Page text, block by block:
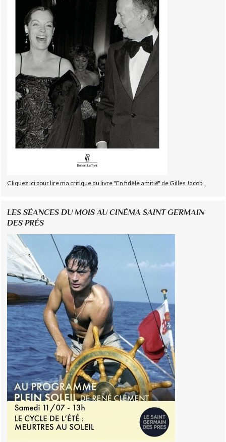
Cliquez ici pour lire ma critique du livre "En fidèle amitié" de Gilles Jacob
LES SÉANCES DU MOIS AU CINÉMA SAINT GERMAIN
DES PRÉS